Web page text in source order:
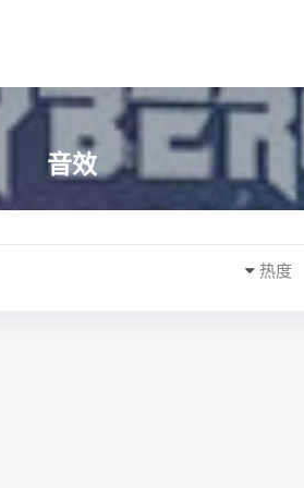
音效
热度